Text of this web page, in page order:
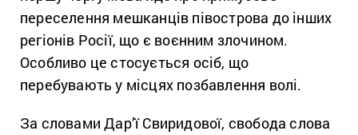
переселення мешканців півострова до інших
регіонів Росії, що є воєнним злочином.
Особливо це стосується осіб, що
перебувають у місцях позбавлення волі.
За словами Дар’ї Свиридової, свобода слова